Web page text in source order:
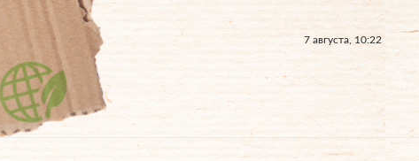
7 августа, 10:22